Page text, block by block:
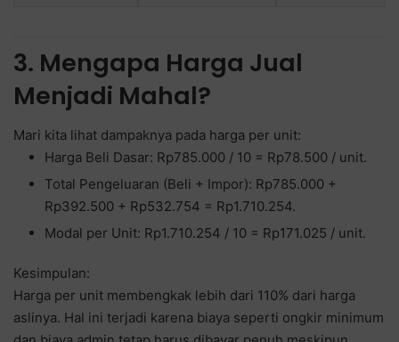
3. Mengapa Harga Jual
Menjadi Mahal?
Mari kita lihat dampaknya pada harga per unit:
Harga Beli Dasar: Rp785.000 / 10 = Rp78.500 / unit.
Total Pengeluaran (Beli + Impor): Rp785.000 +
Rp392.500 + Rp532.754 = Rp1.710.254.
Modal per Unit: Rp1.710.254 / 10 = Rp171.025 / unit.
Kesimpulan:
Harga per unit membengkak lebih dari 110% dari harga
aslinya. Hal ini terjadi karena biaya seperti ongkir minimum